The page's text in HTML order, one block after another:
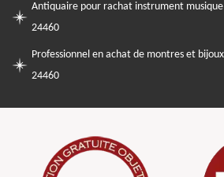
Antiquaire pour rachat instrument
24460
Professionnel en achat de montres et
24460